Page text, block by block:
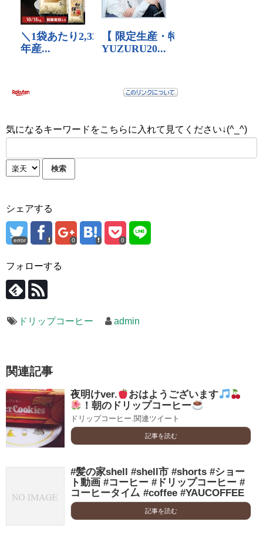
気になるキーワードをこちらに入れて見てください↓(^_^)
シェアする
error 0 0
フォローする
ドリップコーヒー admin
関連記事
夜明けver.
おはようございます
！朝のドリップコーヒー
ドリップコーヒー.関連ツイート
記事を読む
#髪の家shell #shell市 #shorts #ショー
ト動画 #コーヒー #ドリップコーヒー #
コーヒータイ厶 #coffee #YAUCOFFEE
記事を読む